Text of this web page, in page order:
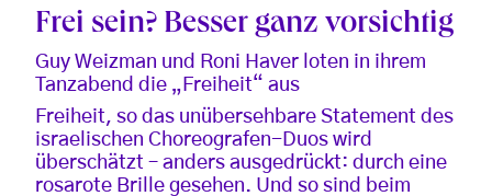
Frei sein? Besser ganz vorsichtig
Guy Weizman und Roni Haver loten in ihrem
Tanzabend die „Freiheit“ aus
Freiheit, so das unübersehbare Statement des
israelischen Choreografen-Duos wird
überschätzt – anders ausgedrückt: durch eine
rosarote Brille gesehen. Und so sind beim